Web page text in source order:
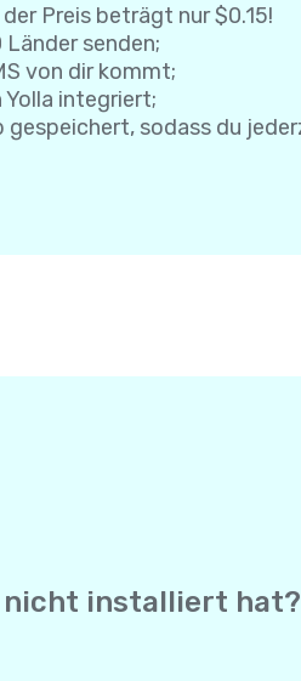
Preis beträgt nur $0.15!
senden;
von dir kommt;
integriert;
sodass du
nicht installiert hat?